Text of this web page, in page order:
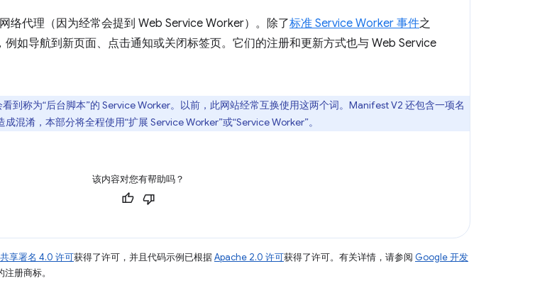
络代理（因为经常会提到 Web Service Worker）。除了标准 Service Worker 事件之
如导航到新页面、点击通知或关闭标签页。它们的注册和更新方式也与 Web Service
到称为“后台脚本”的 Service Worker。以前，此网站经常互换使用这两个词。Manifest V2 还包含一项名
混淆，本部分将全程使用“扩展 Service Worker”或“Service Worker”。
该内容对您有帮助吗？
享署名 4.0 许可获得了许可，并且代码示例已根据Apache 2.0 许可获得了许可。有关详情，请参阅 Google 开发
册商标。